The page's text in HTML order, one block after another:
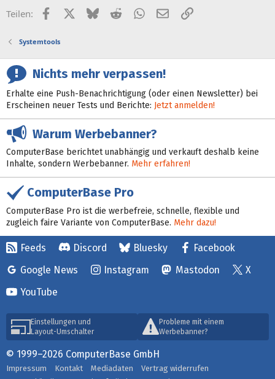
Teilen: FacebookX (Twitter)
BlueskyRedditWhatsApp
E-MailLink
Systemtools
Nichts mehr verpassen!
Erhalte eine Push-Benachrichtigung (oder einen Newsletter) bei
Erscheinen neuer Tests und Berichte: Jetzt anmelden!
Warum Werbebanner?
ComputerBase berichtet unabhängig und verkauft deshalb keine
Inhalte, sondern Werbebanner. Mehr erfahren!
ComputerBase Pro
ComputerBase Pro ist die werbefreie, schnelle, flexible und
zugleich faire Variante von ComputerBase. Mehr dazu!
Feeds Discord Bluesky
Facebook
Google News
Instagram Mastodon
X
YouTube
Einstellungen und
Layout-Umschalter
Probleme mit einem
Werbebanner?
© 1999–2026 ComputerBase GmbH
Impressum Kontakt Mediadaten
Vertrag widerrufen